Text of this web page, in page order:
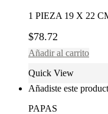
1 PIEZA 19 X 22
$78.72
Añadir al carrito
Quick View
Añadiste este
PAPAS